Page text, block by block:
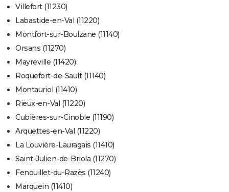
Villefort (11230)
Labastide-en-Val (11220)
Montfort-sur-Boulzane (11140)
Orsans (11270)
Mayreville (11420)
Roquefort-de-Sault (11140)
Montauriol (11410)
Rieux-en-Val (11220)
Cubières-sur-Cinoble (11190)
Arquettes-en-Val (11220)
La Louvière-Lauragais (11410)
Saint-Julien-de-Briola (11270)
Fenouillet-du-Razès (11240)
Marquein (11410)